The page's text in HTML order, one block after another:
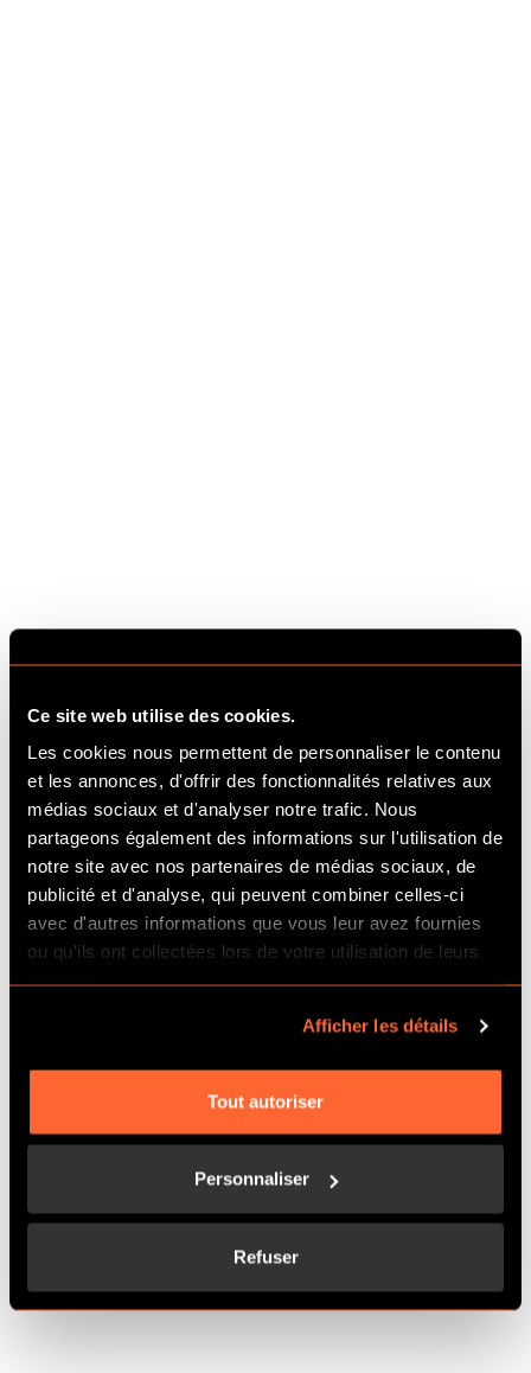
Ce site web utilise des cookies.
Les cookies nous permettent de personnaliser le contenu
et les annonces, d'offrir des fonctionnalités relatives aux
médias sociaux et d'analyser notre trafic. Nous
partageons également des informations sur l'utilisation de
notre site avec nos partenaires de médias sociaux, de
publicité et d'analyse, qui peuvent combiner celles-ci
avec d'autres informations que vous leur avez fournies
ou qu'ils ont collectées lors de votre utilisation de leurs
services.
Afficher les détails
Tout autoriser
Personnaliser
Refuser
TEAM BUILDING AU
CŒUR DE BORDEAUX
GROUPE JUSQU'À 500 PERSONNES